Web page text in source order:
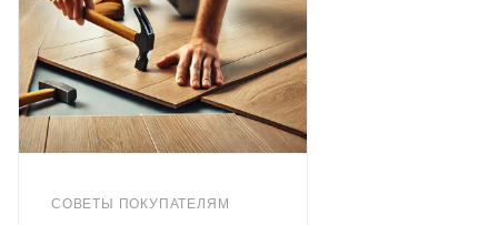
СОВЕТЫ ПОКУПАТЕЛЯМ